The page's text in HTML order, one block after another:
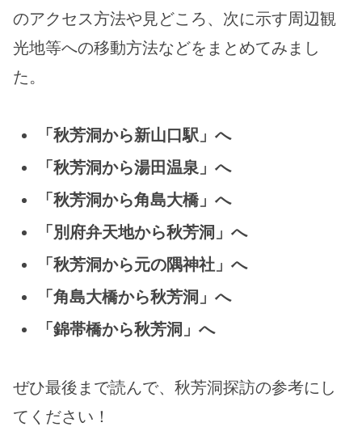
のアクセス方法や見どころ、次に示す周辺観
光地等への移動方法などをまとめてみまし
た。
「秋芳洞から新山口駅」へ
「秋芳洞から湯田温泉」へ
「秋芳洞から角島大橋」へ
「別府弁天地から秋芳洞」へ
「秋芳洞から元の隅神社」へ
「角島大橋から秋芳洞」へ
「錦帯橋から秋芳洞」へ
ぜひ最後まで読んで、秋芳洞探訪の参考にし
てください！